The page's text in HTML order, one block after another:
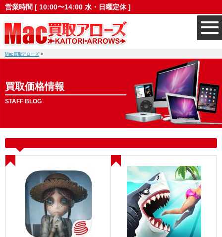
営業時間 [ 10:00〜14:00 水・日曜定休 ]
Mac買取アローズ >
買取価格情報
STAFF BLOG